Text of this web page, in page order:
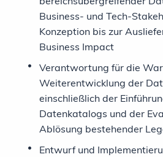
Business- und Tech-
Konzeption bis zur
Business Impact
Verantwortung für die
Weiterentwicklung der
einschließlich der
Datenkatalogs und der
Ablösung bestehender
Entwurf und